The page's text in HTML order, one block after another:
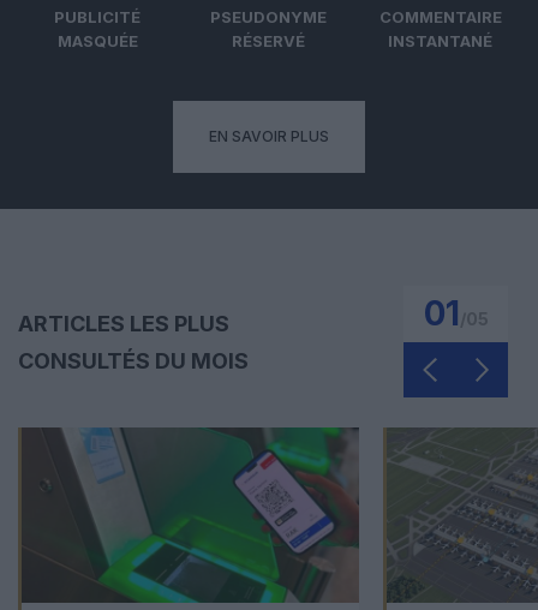
PUBLICITÉ
MASQUÉE
PSEUDONYME
RÉSERVÉ
COMMENTAIRE
INSTANTANÉ
EN SAVOIR PLUS
ARTICLES LES PLUS
CONSULTÉS DU MOIS
01